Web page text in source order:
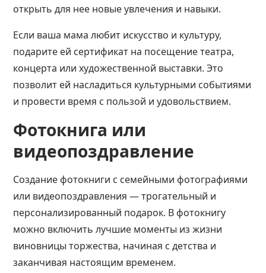
открыть для нее новые увлечения и навыки.
Если ваша мама любит искусство и культуру,
подарите ей сертификат на посещение театра,
концерта или художественной выставки. Это
позволит ей насладиться культурными событиями
и провести время с пользой и удовольствием.
Фотокнига или
видеопоздравление
Создание фотокниги с семейными фотографиями
или видеопоздравления — трогательный и
персонализированный подарок. В фотокнигу
можно включить лучшие моменты из жизни
виновницы торжества, начиная с детства и
заканчивая настоящим временем.